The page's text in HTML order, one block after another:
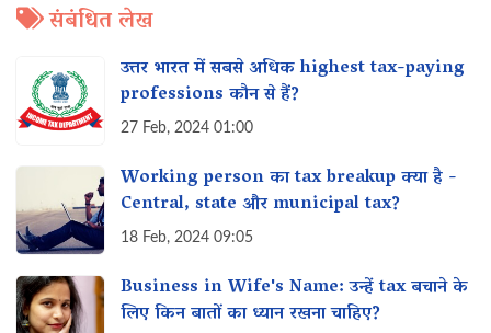
संबंधित लेख
उत्तर भारत में सबसे अधिक highest tax-paying
professions कौन से हैं?
27 Feb, 2024 01:00
Working person का tax breakup क्या है -
Central, state और municipal tax?
18 Feb, 2024 09:05
Business in Wife's Name: उन्हें tax बचाने के
लिए किन बातों का ध्यान रखना चाहिए?